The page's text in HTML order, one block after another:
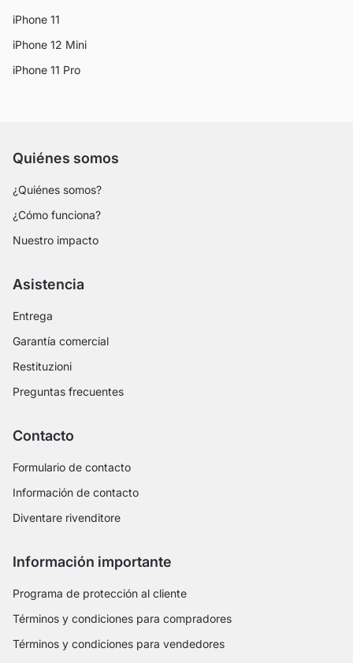
iPhone 11
iPhone 12 Mini
iPhone 11 Pro
Quiénes somos
¿Quiénes somos?
¿Cómo funciona?
Nuestro impacto
Asistencia
Entrega
Garantía comercial
Restituzioni
Preguntas frecuentes
Contacto
Formulario de contacto
Información de contacto
Diventare rivenditore
Información importante
Programa de protección al cliente
Términos y condiciones para compradores
Términos y condiciones para vendedores